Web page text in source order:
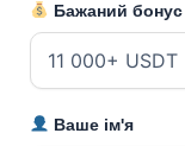
Бажаний бонус
Ваше ім'я